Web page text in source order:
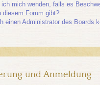
mich wenden, falls es
diesem Forum gibt?
einen Administrator des Boards
und Anmeldung